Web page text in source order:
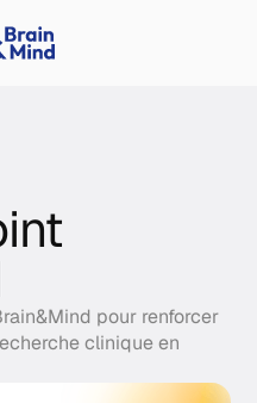
pour renforcer
clinique en